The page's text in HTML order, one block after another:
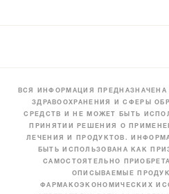
ВСЯ ИНФОРМАЦИЯ
ЗДРАВООХРАНЕНИЯ И СФЕРЫ
СРЕДСТВ И НЕ МОЖЕТ БЫТЬ
ПРИНЯТИИ РЕШЕНИЯ О
ЛЕЧЕНИЯ И ПРОДУКТОВ.
БЫТЬ ИСПОЛЬЗОВАНА КАК
САМОСТОЯТЕЛЬНО
ОПИСЫВАЕМЫЕ
ФАРМАКОЭКОНОМИЧЕСКИХ